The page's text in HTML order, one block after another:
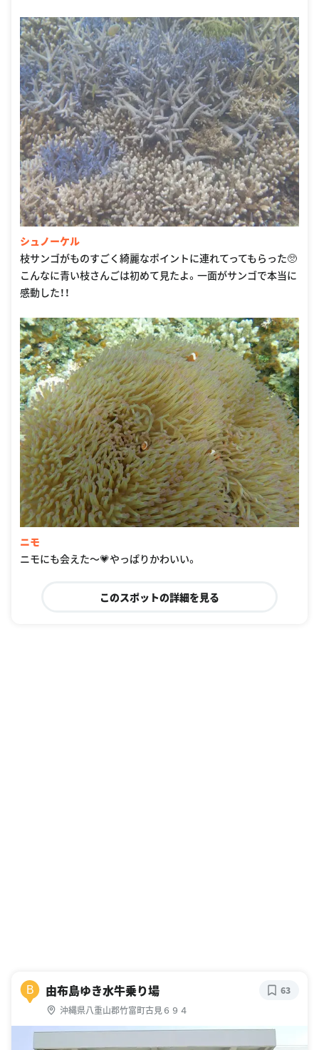
シュノーケル
枝サンゴがものすごく綺麗なポイントに連れてってもらった🥺
こんなに青い枝さんごは初めて見たよ。一面がサンゴで本当に
感動した！！
ニモ
ニモにも会えた〜💗やっぱりかわいい。
このスポットの詳細を見る
B 由布島ゆき水牛乗り場
沖縄県八重山郡竹富町古見６９４
63